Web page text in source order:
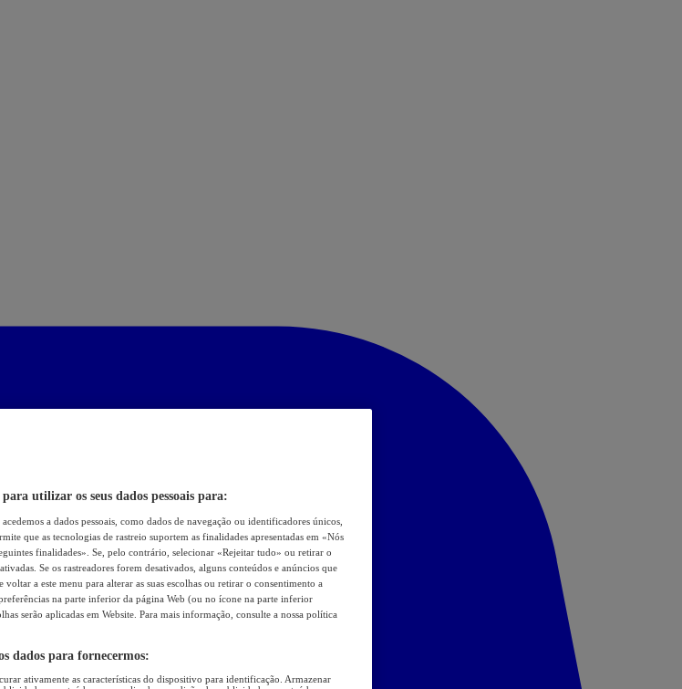
utilizar os seus dados pessoais para:
a dados pessoais, como dados de navegação ou identificadores únicos,
que as tecnologias de rastreio suportem as finalidades apresentadas em «Nós
finalidades». Se, pelo contrário, selecionar «Rejeitar tudo» ou retirar o
Se os rastreadores forem desativados, alguns conteúdos e anúncios que
a este menu para alterar as suas escolhas ou retirar o consentimento a
na parte inferior da página Web (ou no ícone na parte inferior
serão aplicadas em Website. Para mais informação, consulte a nossa política
dados para fornecermos:
ativamente as características do dispositivo para identificação. Armazenar